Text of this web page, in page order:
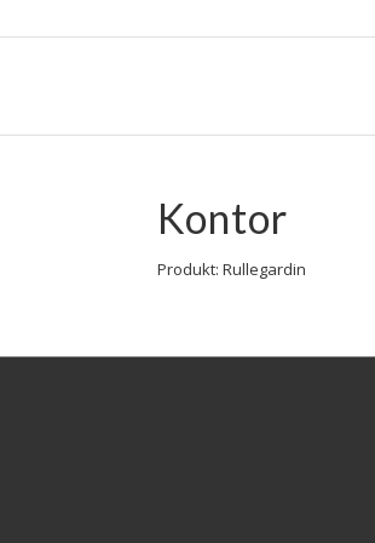
Kontor
Produkt: Rullegardin